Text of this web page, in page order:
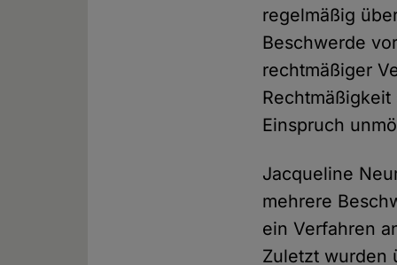
regelmäßig
Beschwerde
rechtmäßiger
Einspruch
Jacqueline
mehrere
ein Verfahren
Zuletzt wurden